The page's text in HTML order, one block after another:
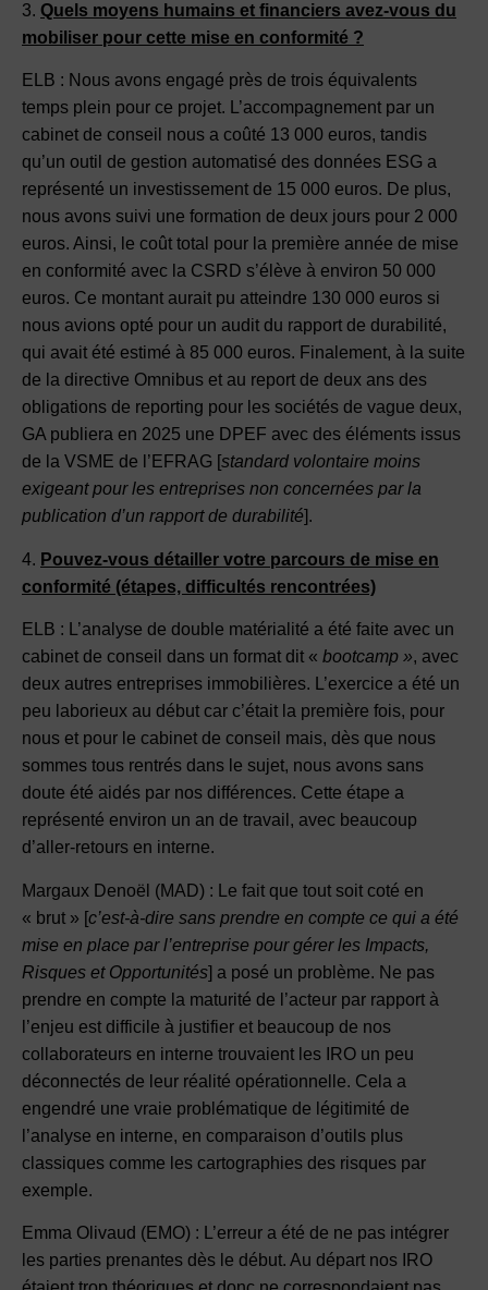
3. Quels moyens humains et financiers avez-vous du
mobiliser pour cette mise en conformité ?
ELB : Nous avons engagé près de trois équivalents
temps plein pour ce projet. L’accompagnement par un
cabinet de conseil nous a coûté 13 000 euros, tandis
qu’un outil de gestion automatisé des données ESG a
représenté un investissement de 15 000 euros. De plus,
nous avons suivi une formation de deux jours pour 2 000
euros. Ainsi, le coût total pour la première année de mise
en conformité avec la CSRD s’élève à environ 50 000
euros. Ce montant aurait pu atteindre 130 000 euros si
nous avions opté pour un audit du rapport de durabilité,
qui avait été estimé à 85 000 euros. Finalement, à la suite
de la directive Omnibus et au report de deux ans des
obligations de reporting pour les sociétés de vague deux,
GA publiera en 2025 une DPEF avec des éléments issus
de la VSME de l’EFRAG [standard volontaire moins
exigeant pour les entreprises non concernées par la
publication d’un rapport de durabilité].
4. Pouvez-vous détailler votre parcours de mise en
conformité (étapes, difficultés rencontrées)
ELB : L’analyse de double matérialité a été faite avec un
cabinet de conseil dans un format dit « bootcamp », avec
deux autres entreprises immobilières. L’exercice a été un
peu laborieux au début car c’était la première fois, pour
nous et pour le cabinet de conseil mais, dès que nous
sommes tous rentrés dans le sujet, nous avons sans
doute été aidés par nos différences. Cette étape a
représenté environ un an de travail, avec beaucoup
d’aller-retours en interne.
Margaux Denoël (MAD) : Le fait que tout soit coté en
« brut » [c’est-à-dire sans prendre en compte ce qui a été
mise en place par l’entreprise pour gérer les Impacts,
Risques et Opportunités] a posé un problème. Ne pas
prendre en compte la maturité de l’acteur par rapport à
l’enjeu est difficile à justifier et beaucoup de nos
collaborateurs en interne trouvaient les IRO un peu
déconnectés de leur réalité opérationnelle. Cela a
engendré une vraie problématique de légitimité de
l’analyse en interne, en comparaison d’outils plus
classiques comme les cartographies des risques par
exemple.
Emma Olivaud (EMO) : L’erreur a été de ne pas intégrer
les parties prenantes dès le début. Au départ nos IRO